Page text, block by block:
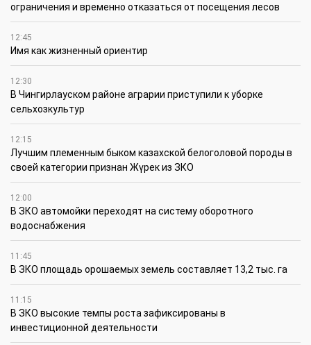
ограничения и временно отказаться от посещения лесов
12:45
Имя как жизненный ориентир
12:30
В Чингирлауском районе аграрии приступили к уборке
сельхозкультур
12:15
Лучшим племенным быком казахской белоголовой породы в
своей категории признан Жүрек из ЗКО
12:00
В ЗКО автомойки переходят на систему оборотного
водоснабжения
11:45
В ЗКО площадь орошаемых земель составляет 13,2 тыс. га
11:15
В ЗКО высокие темпы роста зафиксированы в
инвестиционной деятельности